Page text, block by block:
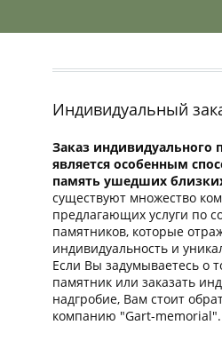
Индивидуальный
Заказ индивидуального
является особенным
память ушедших
существуют множество
предлагающих услуги по
памятников, которые
индивидуальность и
Если Вы задумываетесь о
памятник или заказать
надгробие, Вам стоит
компанию "Gart-memorial".